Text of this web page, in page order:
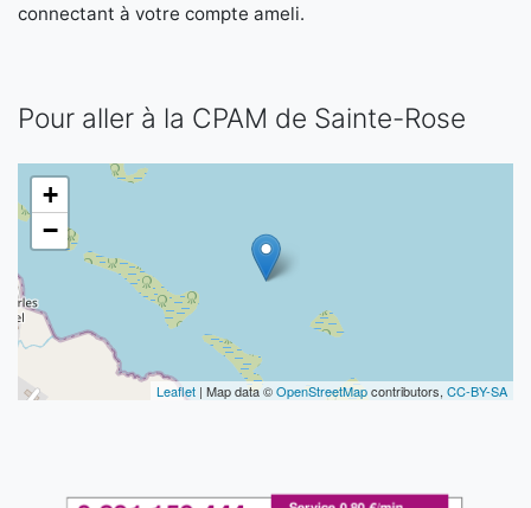
connectant à votre compte ameli.
Pour aller à la CPAM de Sainte-Rose
+
−
Leaflet | Map data ©OpenStreetMapcontributors, CC-BY-SA